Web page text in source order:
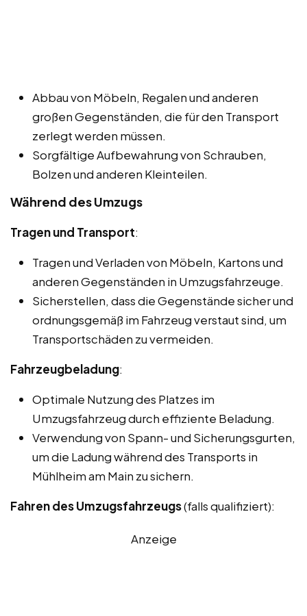
Abbau von Möbeln, Regalen und anderen
großen Gegenständen, die für den Transport
zerlegt werden müssen.
Sorgfältige Aufbewahrung von Schrauben,
Bolzen und anderen Kleinteilen.
Während des Umzugs
Tragen und Transport:
Tragen und Verladen von Möbeln, Kartons und
anderen Gegenständen in Umzugsfahrzeuge.
Sicherstellen, dass die Gegenstände sicher und
ordnungsgemäß im Fahrzeug verstaut sind, um
Transportschäden zu vermeiden.
Fahrzeugbeladung:
Optimale Nutzung des Platzes im
Umzugsfahrzeug durch effiziente Beladung.
Verwendung von Spann- und Sicherungsgurten,
um die Ladung während des Transports in
Mühlheim am Main zu sichern.
Fahren des Umzugsfahrzeugs(falls qualifiziert):
Anzeige